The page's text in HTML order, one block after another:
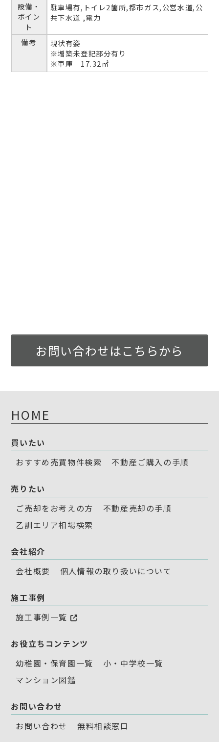
設備・
ポイン
ト
駐車場有,トイレ2箇所,都市ガス,公営水道,公
共下水道 ,電力
備考
現状有姿
※増築未登記部分有り
※車庫 17.32㎡
お問い合わせはこちらから
HOME
買いたい
おすすめ売買物件検索
不動産ご購入の手順
売りたい
ご売却をお考えの方
不動産売却の手順
乙訓エリア相場検索
会社紹介
会社概要
個人情報の取り扱いについて
施工事例
施工事例一覧
お役立ちコンテンツ
幼稚園・保育園一覧
小・中学校一覧
マンション図鑑
お問い合わせ
お問い合わせ
無料相談窓口